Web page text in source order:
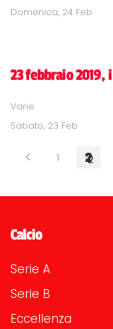
Domenica, 24 Feb
23 febbraio
Varie
Sabato, 23 Feb
1 2
Calcio
Serie A
Serie B
Eccellenza